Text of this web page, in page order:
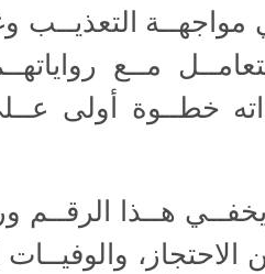
رســالته: ففــي مواجهــة
مــع
خطــوة أولى
177 مســتفيدًا جديــدًا. ويخفــي
والوفيــات